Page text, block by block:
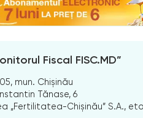
Fiscal FISC.MD”
mun. Chișinău
Tănase, 6
„Fertilitatea-Chișinău” S.A.,